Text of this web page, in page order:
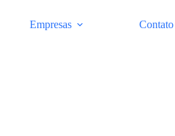
Empresas Contato